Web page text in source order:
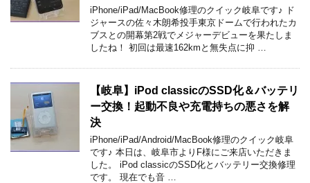
iPhone/iPad/MacBook修理のクイック岐阜です♪ ド
ジャースの佐々木朗希投手東京ドームで行われたカ
ブスとの開幕第2戦でメジャーデビューを果たしま
したね！ 初回は最速162kmと無失点に抑 …
【岐阜】iPod classicのSSD化＆バッテリ
ー交換！起動不良や充電持ちの悪さを解
決
iPhone/iPad/Android/MacBook修理のクイック岐阜
です♪ 本日は、岐阜市よりF様にご来店いただきま
した。 iPod classicのSSD化とバッテリー交換修理
です。 現在でも音 …